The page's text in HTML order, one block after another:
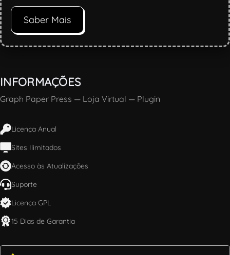
Saber Mais
INFORMAÇÕES
Graph Paper Press — Loja Virtual — Plugin
Licença Anual
Sites Ilimitados
Acesso às Atualizações
Suporte
Licença GPL
15 Dias de Garantia